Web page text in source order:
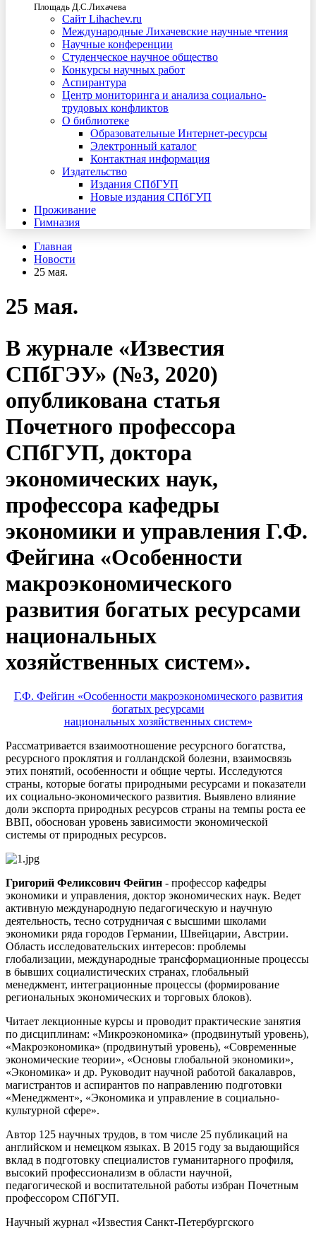
Площадь Д.С.Лихачева
Сайт Lihachev.ru
Международные Лихачевские научные чтения
Научные конференции
Студенческое научное общество
Конкурсы научных работ
Аспирантура
Центр мониторинга и анализа социально-
трудовых конфликтов
О библиотеке
Образовательные Интернет-ресурсы
Электронный каталог
Контактная информация
Издательство
Издания СПбГУП
Новые издания СПбГУП
Проживание
Гимназия
Главная
Новости
25 мая.
25 мая.
В журнале «Известия
СПбГЭУ» (№3, 2020)
опубликована статья
Почетного профессора
СПбГУП, доктора
экономических наук,
профессора кафедры
экономики и управления Г.Ф.
Фейгина «Особенности
макроэкономического
развития богатых ресурсами
национальных
хозяйственных систем».
Г.Ф. Фейгин «Особенности макроэкономического развития
богатых ресурсами
национальных хозяйственных систем»
Рассматривается взаимоотношение ресурсного богатства,
ресурсного проклятия и голландской болезни, взаимосвязь
этих понятий, особенности и общие черты. Исследуются
страны, которые богаты природными ресурсами и показатели
их социально-экономического развития. Выявлено влияние
доли экспорта природных ресурсов страны на темпы роста ее
ВВП, обоснован уровень зависимости экономической
системы от природных ресурсов.
Григорий Феликсович Фейгин - профессор кафедры
экономики и управления, доктор экономических наук. Ведет
активную международную педагогическую и научную
деятельность, тесно сотрудничая с высшими школами
экономики ряда городов Германии, Швейцарии, Австрии.
Область исследовательских интересов: проблемы
глобализации, международные трансформационные процессы
в бывших социалистических странах, глобальный
менеджмент, интеграционные процессы (формирование
региональных экономических и торговых блоков).
Читает лекционные курсы и проводит практические занятия
по дисциплинам: «Микроэкономика» (продвинутый уровень),
«Макроэкономика» (продвинутый уровень), «Современные
экономические теории», «Основы глобальной экономики»,
«Экономика» и др. Руководит научной работой бакалавров,
магистрантов и аспирантов по направлению подготовки
«Менеджмент», «Экономика и управление в социально-
культурной сфере».
Автор 125 научных трудов, в том числе 25 публикаций на
английском и немецком языках. В 2015 году за выдающийся
вклад в подготовку специалистов гуманитарного профиля,
высокий профессионализм в области научной,
педагогической и воспитательной работы избран Почетным
профессором СПбГУП.
Научный журнал «Известия Санкт-Петербургского